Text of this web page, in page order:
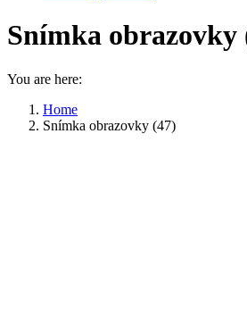
Snímka obrazovky
You are here:
Home
Snímka obrazovky (47)